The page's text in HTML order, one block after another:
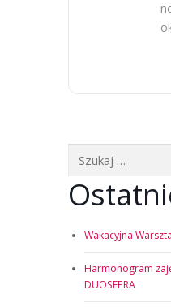
Wakacyjna
Harmonogram
DUOSFERA